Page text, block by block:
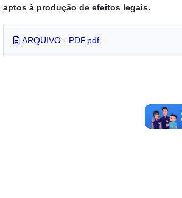
aptos à produção de efeitos legais.
ARQUIVO - PDF.pdf